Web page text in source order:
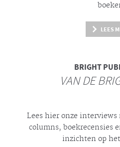
LEES
BRIGHT
VAN DE
Lees hier onze
columns, boekrecensies
inzichten op